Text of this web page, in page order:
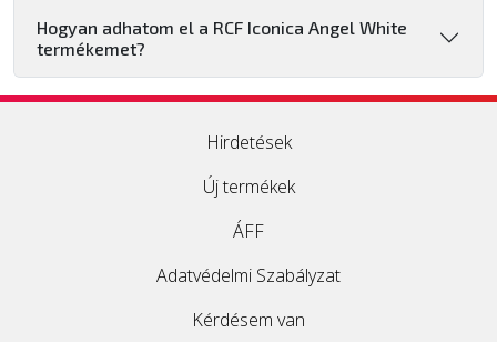
Hogyan adhatom el a RCF Iconica Angel White
termékemet?
Hirdetések
Új termékek
ÁFF
Adatvédelmi Szabályzat
Kérdésem van